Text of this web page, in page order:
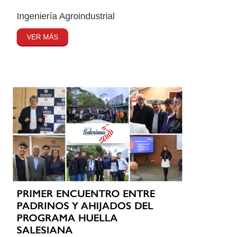
Ingeniería Agroindustrial
VER MÁS
PRIMER ENCUENTRO ENTRE
PADRINOS Y AHIJADOS DEL
PROGRAMA HUELLA
SALESIANA